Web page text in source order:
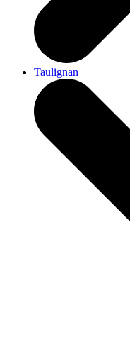
Taulignan